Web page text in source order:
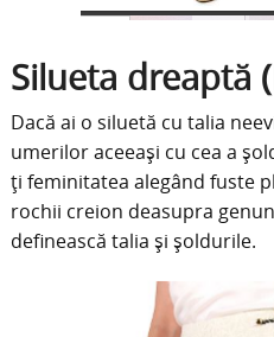
Silueta dreaptă
Dacă ai o siluetă cu talia
umerilor aceeași cu cea a
ți feminitatea alegând fuste
rochii creion deasupra
definească talia și șoldurile.